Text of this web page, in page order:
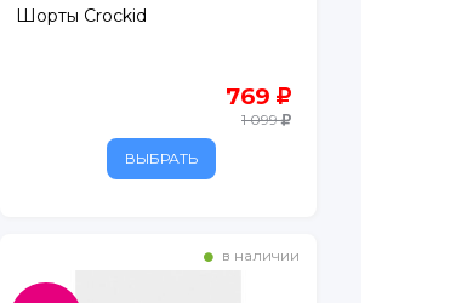
Шорты Crockid
769
1 099
ВЫБРАТЬ
в наличии